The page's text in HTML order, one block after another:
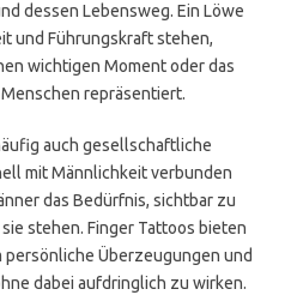
dessen Lebensweg. Ein Löwe
und Führungskraft stehen,
wichtigen Moment oder das
repräsentiert.
auch gesellschaftliche
mit Männlichkeit verbunden
das Bedürfnis, sichtbar zu
stehen. Finger Tattoos bieten
persönliche Überzeugungen und
dabei aufdringlich zu wirken.